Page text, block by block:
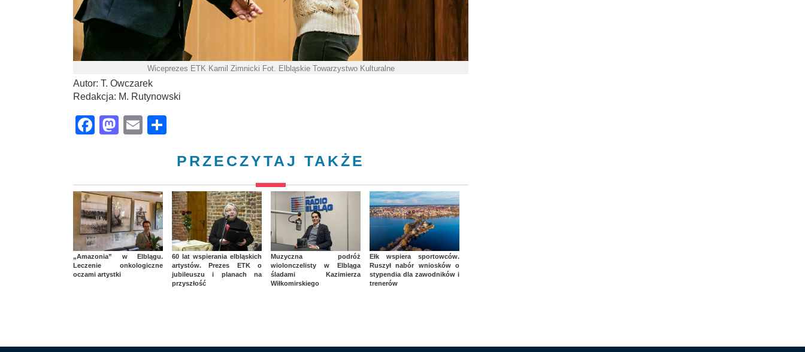
Wiceprezes ETK Kamil Zimnicki Fot. Elbląskie Towarzystwo Kulturalne
Autor: T. Owczarek
Redakcja: M. Rutynowski
Facebook
Mastodon
Email
PRZECZYTAJ TAKŻE
„Amazonia” w Elblągu.
Leczenie onkologiczne
oczami artystki
60 lat wspierania elbląskich
artystów. Prezes ETK o
jubileuszu i planach na
przyszłość
Muzyczna podróż
wiolonczelisty w Elbląga
śladami Kazimierza
Wiłkomirskiego
Ełk wspiera sportowców.
Ruszył nabór wniosków o
stypendia dla zawodników i
trenerów